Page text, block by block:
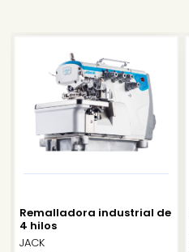
SALE
Remalladora industrial de
4 hilos
JACK